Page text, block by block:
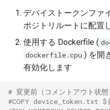
デバイストークンファ
ポジトリルートに配置
使用する Dockerfile (
dockerfile.cpu ) を開
有効化します
# 変更前（コメントアウト状態
#COPY device_token.txt